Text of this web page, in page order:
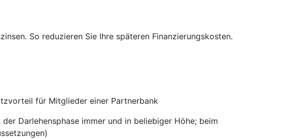
So reduzieren Sie Ihre späteren Finanzierungskosten.
für Mitglieder einer Partnerbank
Darlehensphase immer und in beliebiger Höhe; beim